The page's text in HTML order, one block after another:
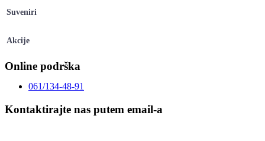
Suveniri
Akcije
Online podrška
061/134-48-91
Kontaktirajte nas putem email-a